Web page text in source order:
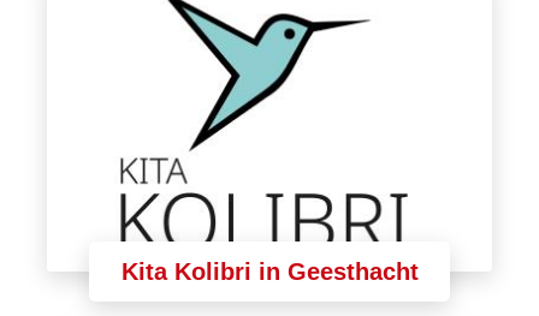
Kita Kolibri in Geesthacht